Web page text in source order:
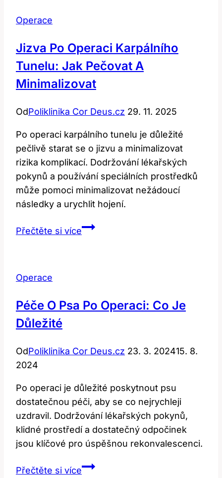
Pro
Rychlé
Uzdravení
Operace
Jizva Po Operaci Karpálního
Tunelu: Jak Pečovat A
Minimalizovat
OdPoliklinika Cor Deus.cz 29. 11. 2025
Po operaci karpálního tunelu je důležité
pečlivě starat se o jizvu a minimalizovat
rizika komplikací. Dodržování lékařských
pokynů a používání speciálních prostředků
může pomoci minimalizovat nežádoucí
následky a urychlit hojení.
Přečtěte si víceJizva
pečovat
Operace
Péče O Psa Po Operaci: Co Je
Důležité
OdPoliklinika Cor Deus.cz 23. 3. 202415. 8.
2024
Po operaci je důležité poskytnout psu
dostatečnou péči, aby se co nejrychleji
uzdravil. Dodržování lékařských pokynů,
klidné prostředí a dostatečný odpočinek
jsou klíčové pro úspěšnou rekonvalescenci.
Přečtěte si vícePéče